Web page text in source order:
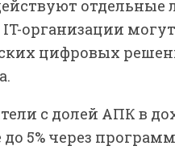
отдельные
организации
цифровых
с долей АПК в
до 5% через